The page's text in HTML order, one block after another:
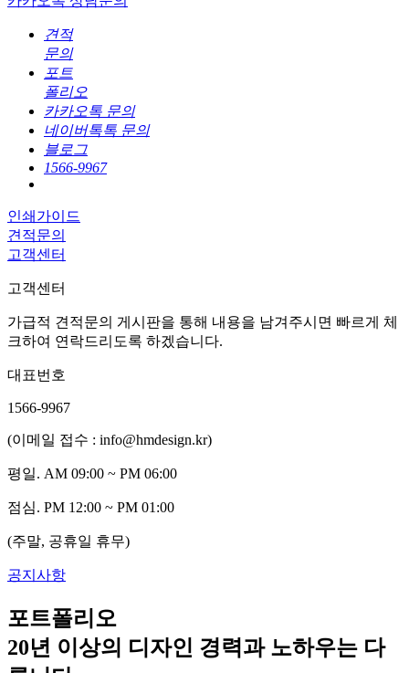
견적
문의
포트
폴리오
카카오톡 문의
네이버톡톡 문의
블로그
1566-9967
인쇄가이드
견적문의
고객센터
고객센터
가급적 견적문의 게시판을 통해 내용을 남겨주시면 빠르게 체
크하여 연락드리도록 하겠습니다.
대표번호
1566-9967
(이메일 접수 : info@hmdesign.kr)
평일. AM 09:00 ~ PM 06:00
점심. PM 12:00 ~ PM 01:00
(주말, 공휴일 휴무)
공지사항
포트폴리오
20년 이상의 디자인 경력과 노하우는 다